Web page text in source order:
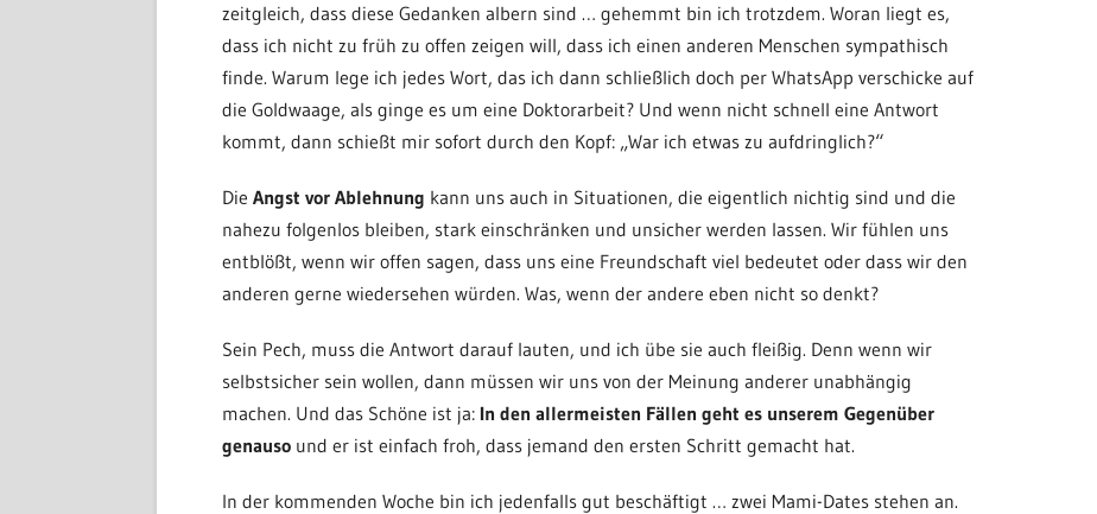
zeitgleich, dass diese Gedanken albern sind … gehemmt bin ich trotzdem. Woran liegt es,
dass ich nicht zu früh zu offen zeigen will, dass ich einen anderen Menschen sympathisch
finde. Warum lege ich jedes Wort, das ich dann schließlich doch per WhatsApp verschicke auf
die Goldwaage, als ginge es um eine Doktorarbeit? Und wenn nicht schnell eine Antwort
kommt, dann schießt mir sofort durch den Kopf: „War ich etwas zu aufdringlich?“
Die Angst vor Ablehnung kann uns auch in Situationen, die eigentlich nichtig sind und die
nahezu folgenlos bleiben, stark einschränken und unsicher werden lassen. Wir fühlen uns
entblößt, wenn wir offen sagen, dass uns eine Freundschaft viel bedeutet oder dass wir den
anderen gerne wiedersehen würden. Was, wenn der andere eben nicht so denkt?
Sein Pech, muss die Antwort darauf lauten, und ich übe sie auch fleißig. Denn wenn wir
selbstsicher sein wollen, dann müssen wir uns von der Meinung anderer unabhängig
machen. Und das Schöne ist ja: In den allermeisten Fällen geht es unserem Gegenüber
genauso und er ist einfach froh, dass jemand den ersten Schritt gemacht hat.
In der kommenden Woche bin ich jedenfalls gut beschäftigt … zwei Mami-Dates stehen an.